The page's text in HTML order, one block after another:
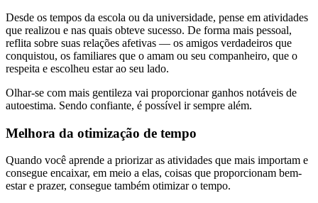
Desde os tempos da escola ou da universidade, pense em atividades
que realizou e nas quais obteve sucesso. De forma mais pessoal,
reflita sobre suas relações afetivas — os amigos verdadeiros que
conquistou, os familiares que o amam ou seu companheiro, que o
respeita e escolheu estar ao seu lado.
Olhar-se com mais gentileza vai proporcionar ganhos notáveis de
autoestima. Sendo confiante, é possível ir sempre além.
Melhora da otimização de tempo
Quando você aprende a priorizar as atividades que mais importam e
consegue encaixar, em meio a elas, coisas que proporcionam bem-
estar e prazer, consegue também otimizar o tempo.